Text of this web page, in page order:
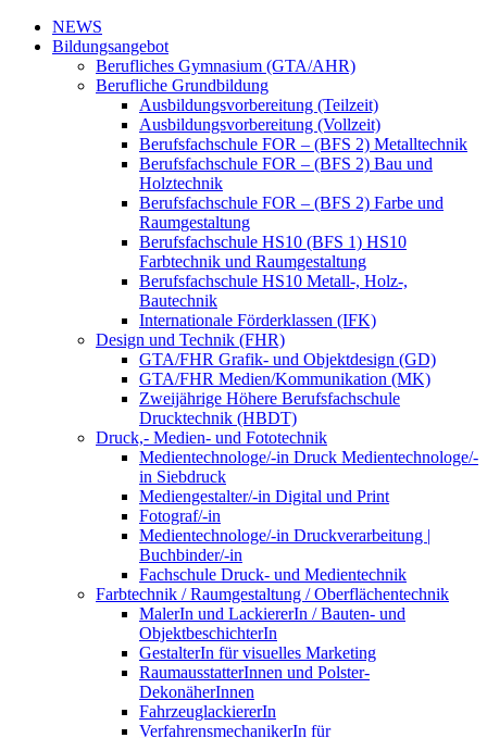
NEWS
Bildungsangebot
Berufliches Gymnasium (GTA/AHR)
Berufliche Grundbildung
Ausbildungsvorbereitung (Teilzeit)
Ausbildungsvorbereitung (Vollzeit)
Berufsfachschule FOR – (BFS 2) Metalltechnik
Berufsfachschule FOR – (BFS 2) Bau und
Holztechnik
Berufsfachschule FOR – (BFS 2) Farbe und
Raumgestaltung
Berufsfachschule HS10 (BFS 1) HS10
Farbtechnik und Raumgestaltung
Berufsfachschule HS10 Metall-, Holz-,
Bautechnik
Internationale Förderklassen (IFK)
Design und Technik (FHR)
GTA/FHR Grafik- und Objektdesign (GD)
GTA/FHR Medien/Kommunikation (MK)
Zweijährige Höhere Berufsfachschule
Drucktechnik (HBDT)
Druck,- Medien- und Fototechnik
Medientechnologe/-in Druck Medientechnologe/-
in Siebdruck
Mediengestalter/-in Digital und Print
Fotograf/-in
Medientechnologe/-in Druckverarbeitung |
Buchbinder/-in
Fachschule Druck- und Medientechnik
Farbtechnik / Raumgestaltung / Oberflächentechnik
MalerIn und LackiererIn / Bauten- und
ObjektbeschichterIn
GestalterIn für visuelles Marketing
RaumausstatterInnen und Polster-
DekonäherInnen
FahrzeuglackiererIn
VerfahrensmechanikerIn für